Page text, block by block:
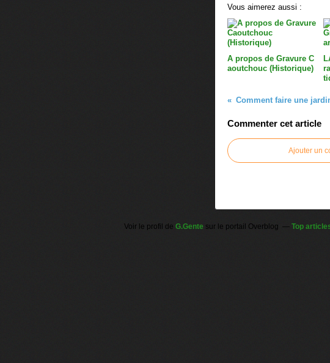
Vous aimerez aussi :
A propos de Gravure C
aoutchouc (Historique)
Comment faire une
Commenter cet article
Ajouter un
Voir le profil de G.Gentesur le portail Overblog Top